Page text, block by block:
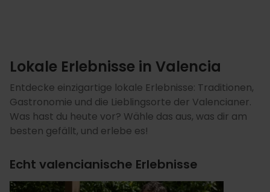
Lokale Erlebnisse in Valencia
Entdecke einzigartige lokale Erlebnisse: Traditionen,
Gastronomie und die Lieblingsorte der Valencianer.
Was hast du heute vor? Wähle das aus, was dir am
besten gefällt, und erlebe es!
Echt valencianische Erlebnisse